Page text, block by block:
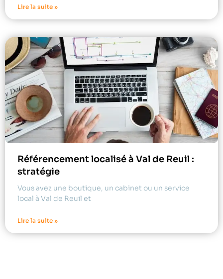
Lire la suite »
Référencement localisé à Val de Reuil :
stratégie
Vous avez une boutique, un cabinet ou un service
local à Val de Reuil et
Lire la suite »